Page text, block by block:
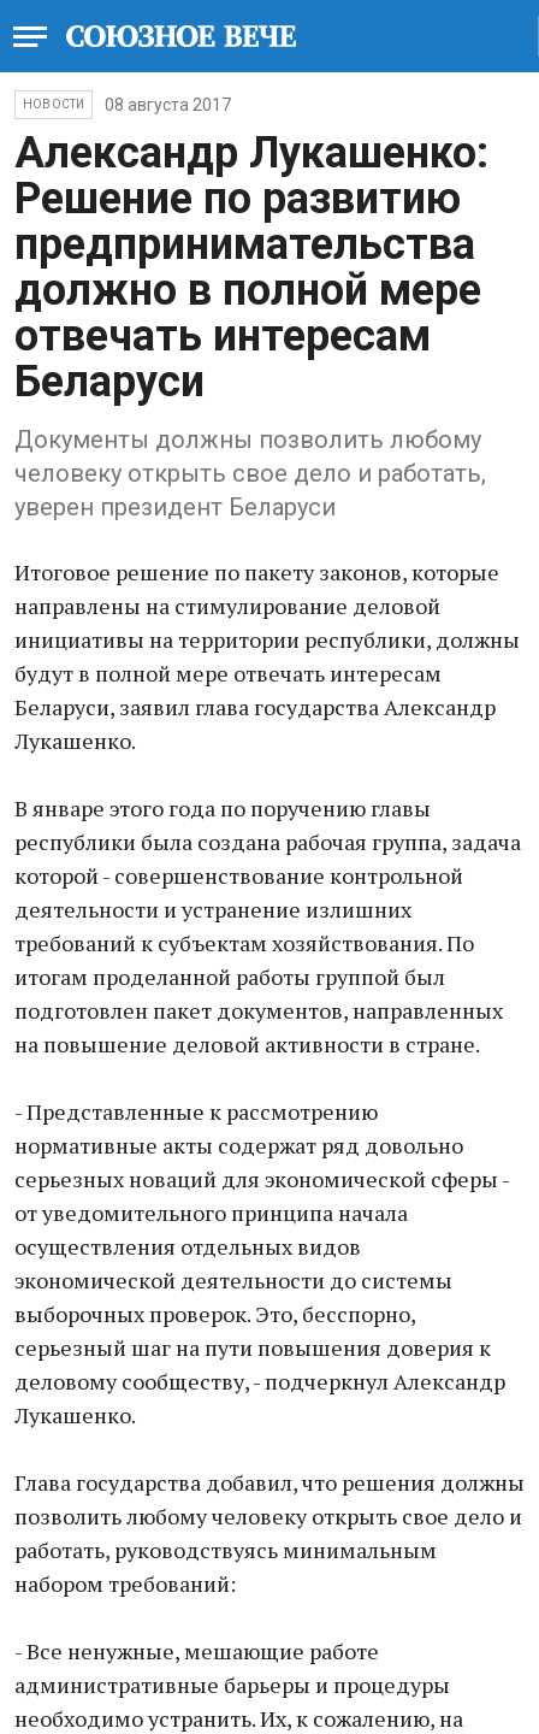
НОВОСТИ 08 августа 2017
Александр Лукашенко:
Решение по развитию
предпринимательства
должно в полной мере
отвечать интересам
Беларуси
Документы должны позволить любому
человеку открыть свое дело и работать,
уверен президент Беларуси
Итоговое решение по пакету законов, которые
направлены на стимулирование деловой
инициативы на территории республики, должны
будут в полной мере отвечать интересам
Беларуси, заявил глава государства Александр
Лукашенко.
В январе этого года по поручению главы
республики была создана рабочая группа, задача
которой - совершенствование контрольной
деятельности и устранение излишних
требований к субъектам хозяйствования. По
итогам проделанной работы группой был
подготовлен пакет документов, направленных
на повышение деловой активности в стране.
- Представленные к рассмотрению
нормативные акты содержат ряд довольно
серьезных новаций для экономической сферы -
от уведомительного принципа начала
осуществления отдельных видов
экономической деятельности до системы
выборочных проверок. Это, бесспорно,
серьезный шаг на пути повышения доверия к
деловому сообществу, - подчеркнул Александр
Лукашенко.
Глава государства добавил, что решения должны
позволить любому человеку открыть свое дело и
работать, руководствуясь минимальным
набором требований:
- Все ненужные, мешающие работе
административные барьеры и процедуры
необходимо устранить. Их, к сожалению, на